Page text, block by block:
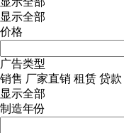
显示全部
价格
广告类型
销售 厂家直销 租赁 贷款
显示全部
制造年份